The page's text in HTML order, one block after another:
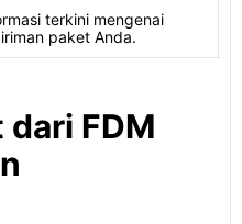
terkini mengenai
paket Anda.
FDM